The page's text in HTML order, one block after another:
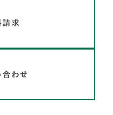
請求
合わせ